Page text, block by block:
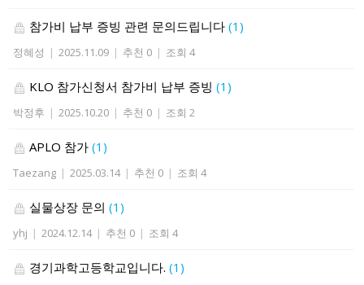
참가비 납부 증빙 관련 문의드립니다(1)
정혜성 | 2025.11.09 | 추천 0 | 조회 4
KLO 참가신청서 참가비 납부 증빙(1)
박정후 | 2025.10.20 | 추천 0 | 조회 2
APLO 참가(1)
Taezang | 2025.03.14 | 추천 0 | 조회 4
실물상장 문의(1)
yhj | 2024.12.14 | 추천 0 | 조회 4
경기과학고등학교입니다.(1)